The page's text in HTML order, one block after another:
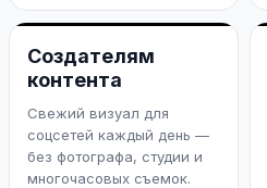
Создателям
контента
Свежий визуал для
соцсетей каждый день —
без фотографа, студии и
многочасовых съемок.